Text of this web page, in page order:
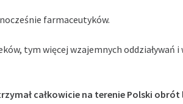
farmaceutyków.
tym więcej wzajemnych oddziaływań i
całkowicie na terenie Polski obrót